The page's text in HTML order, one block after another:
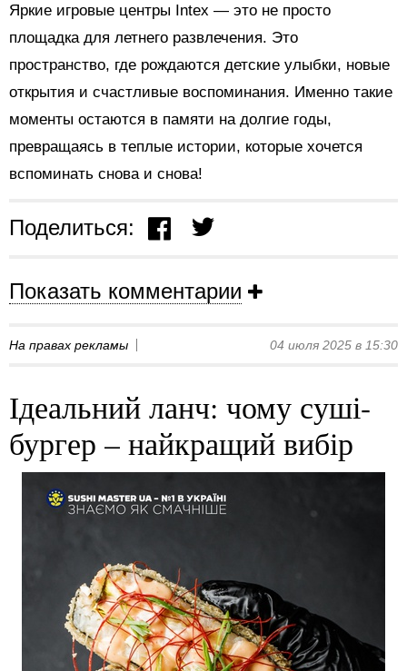
Яркие игровые центры Intex — это не просто
площадка для летнего развлечения. Это
пространство, где рождаются детские улыбки, новые
открытия и счастливые воспоминания. Именно такие
моменты остаются в памяти на долгие годы,
превращаясь в теплые истории, которые хочется
вспоминать снова и снова!
Поделиться:
Показать комментарии
На правах рекламы 04 июля 2025 в 15:30
Ідеальний ланч: чому суші-
бургер – найкращий вибір